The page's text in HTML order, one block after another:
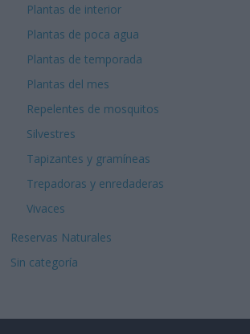
Plantas de interior
Plantas de poca agua
Plantas de temporada
Plantas del mes
Repelentes de mosquitos
Silvestres
Tapizantes y gramíneas
Trepadoras y enredaderas
Vivaces
Reservas Naturales
Sin categoría